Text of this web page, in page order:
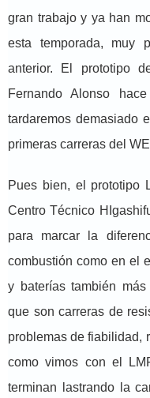
gran trabajo y ya han
esta temporada, muy
anterior. El prototipo
Fernando Alonso
tardaremos demasiado
primeras carreras del
Pues bien, el prototipo
Centro Técnico
para marcar la
combustión como en el
y baterías también
que son carreras de
problemas de fiabilidad,
como vimos con el
terminan lastrando la